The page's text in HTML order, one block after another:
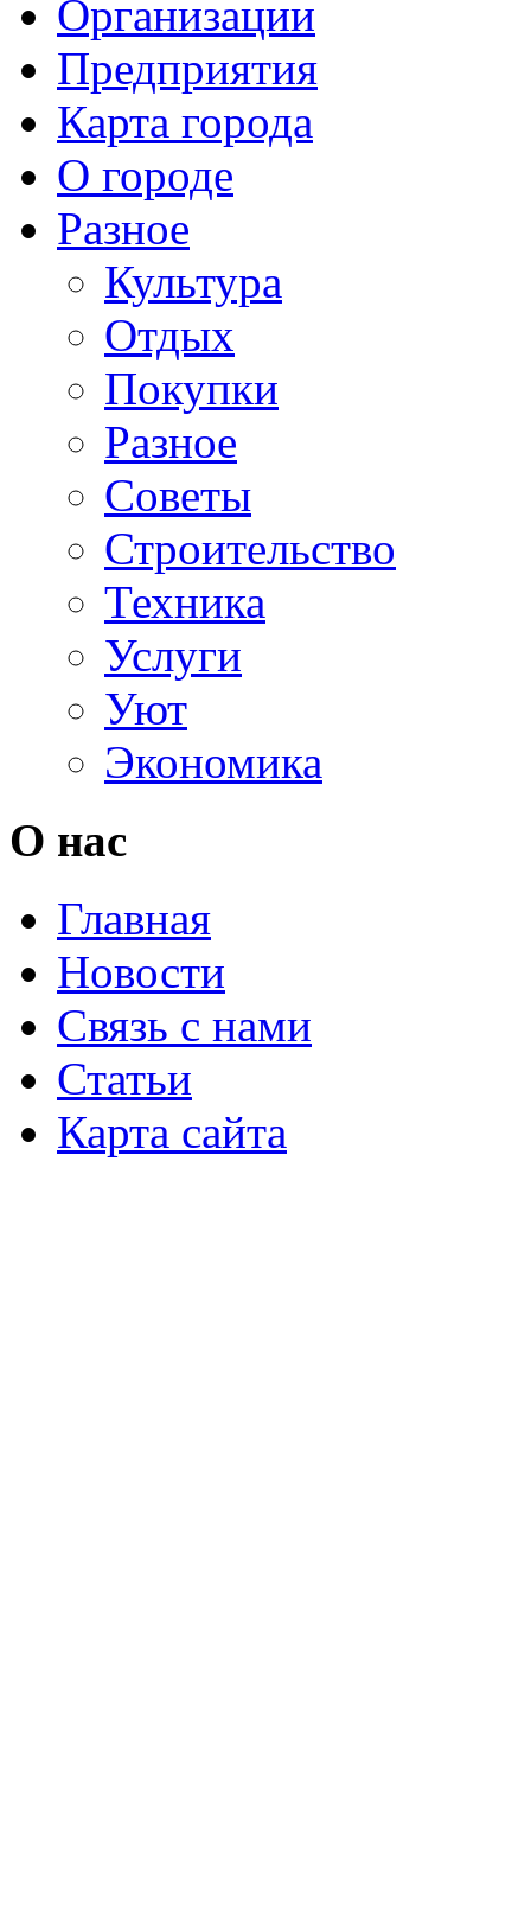
Организации
Предприятия
Карта города
О городе
Разное
Культура
Отдых
Покупки
Разное
Советы
Строительство
Техника
Услуги
Уют
Экономика
О нас
Главная
Новости
Связь с нами
Статьи
Карта сайта